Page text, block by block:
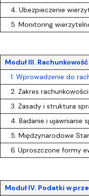
4. Ubezpieczenie
5. Monitoring
Moduł III.
1. Wprowadzenie do
2. Zakres
3. Zasady i struktura
4. Badanie i ujawnianie
5. Międzynarodowe
6. Uproszczone formy
Moduł IV. Podatki w